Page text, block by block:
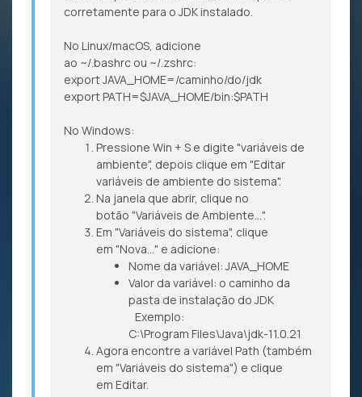
corretamente para o JDK instalado.
No Linux/macOS, adicione
ao ~/.bashrc ou ~/.zshrc:
export JAVA_HOME=/caminho/do/jdk
export PATH=$JAVA_HOME/bin:$PATH
No Windows:
Pressione Win + S e digite "variáveis de
ambiente", depois clique em "Editar
variáveis de ambiente do sistema".
Na janela que abrir, clique no
botão "Variáveis de Ambiente...".
Em "Variáveis do sistema", clique
em "Nova..." e adicione:
Nome da variável: JAVA_HOME
Valor da variável: o caminho da
pasta de instalação do JDK
Exemplo:
C:\Program Files\Java\jdk-11.0.21
Agora encontre a variável Path (também
em "Variáveis do sistema") e clique
em Editar.